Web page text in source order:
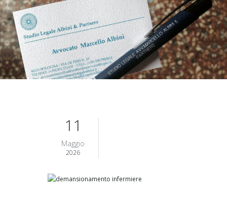
11
Maggio
2026